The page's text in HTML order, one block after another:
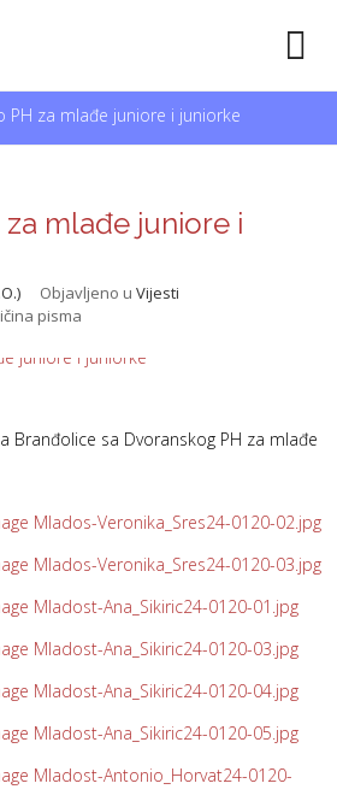
PH za mlađe juniore i juniorke
mlađe juniore i
Objavljeno u Vijesti
pisma
Branđolice sa Dvoranskog PH za mlađe